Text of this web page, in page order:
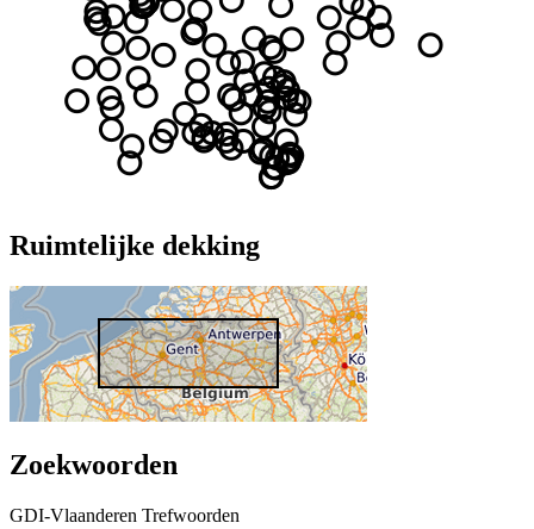
Ruimtelijke dekking
Zoekwoorden
GDI-Vlaanderen Trefwoorden